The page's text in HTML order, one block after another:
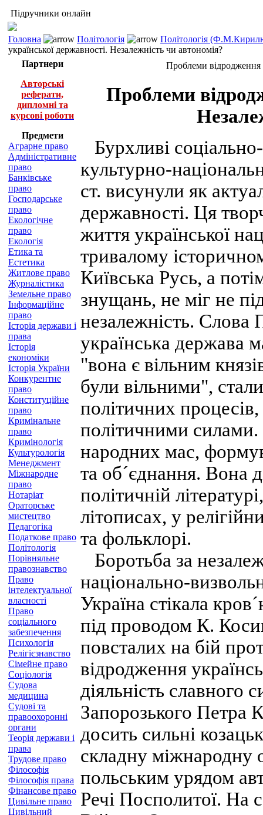
Підручники онлайн
Головна Політологія
Політологія
української державності. Незалежність чи автономія?
Партнери
Авторські
реферати,
дипломні та
курсові роботи
Предмети
Аграрне право
Адміністративне
право
Банківське
право
Господарське
право
Екологічне
право
Екологія
Етика та
Естетика
Житлове право
Журналістика
Земельне право
Інформаційне
право
Історія держави і
права
Історія
економіки
Історія України
Конкурентне
право
Конституційне
право
Кримінальне
право
Кримінологія
Культурологія
Менеджмент
Міжнародне
право
Нотаріат
Ораторське
мистецтво
Педагогіка
Податкове право
Політологія
Порівняльне
правознавство
Право
інтелектуальної
власності
Право
соціального
забезпечення
Психологія
Релігієзнавство
Сімейне право
Соціологія
Судова
медицина
Судові та
правоохоронні
органи
Теорія держави і
права
Трудове право
Філософія
Філософія права
Фінансове право
Цивільне право
Цивільний
Проблеми відродження
Проблеми
Бурхливі
культурно-
ст. висунули як
державності. Ця
життя української
тривалому
Київська Русь, а
знущань, не міг не
незалежність.
українська держава
"вона є вільним
були вільними",
політичних
політичними
народних мас,
та об´єднання. Вона
політичній
літописах, у
та фольклорі.
Боротьба за
національно-
Україна стікала
під проводом К.
повсталих на бій
відродження
діяльність славного
Запорозького
досить сильні
складну міжнародну
польським урядом
Речі Посполитої. На